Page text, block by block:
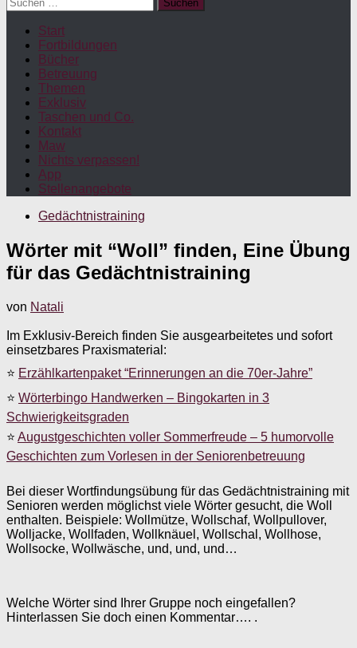
nach:
Start
Fortbildungen
Bücher
Betreuung
Themen
Exklusiv
Taschen und Co.
Kontakt
Maw
Nichts verpassen!
App
Stellenangebote
Gedächtnistraining
Wörter mit “Woll” finden, Eine Übung
für das Gedächtnistraining
von Natali
Im Exklusiv-Bereich finden Sie ausgearbeitetes und sofort
einsetzbares Praxismaterial:
⭐ Erzählkartenpaket “Erinnerungen an die 70er-Jahre”
⭐ Wörterbingo Handwerken – Bingokarten in 3
Schwierigkeitsgraden
⭐ Augustgeschichten voller Sommerfreude – 5 humorvolle
Geschichten zum Vorlesen in der Seniorenbetreuung
Bei dieser Wortfindungsübung für das Gedächtnistraining mit
Senioren werden möglichst viele Wörter gesucht, die Woll
enthalten. Beispiele: Wollmütze, Wollschaf, Wollpullover,
Wolljacke, Wollfaden, Wollknäuel, Wollschal, Wollhose,
Wollsocke, Wollwäsche, und, und, und…
Welche Wörter sind Ihrer Gruppe noch eingefallen?
Hinterlassen Sie doch einen Kommentar…. .